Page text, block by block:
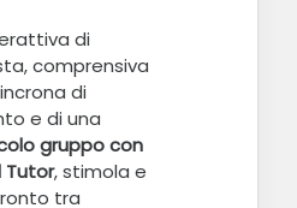
di
comprensiva
di
e di una
gruppo con
Tutor, stimola e
tra